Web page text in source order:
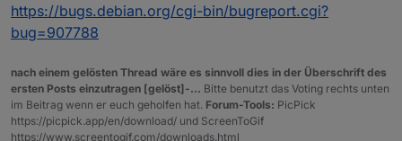
https://bugs.debian.org/cgi-bin/bugreport.cgi?
bug=907788
nach einem gelösten Thread wäre es sinnvoll dies in der Überschrift des
ersten Posts einzutragen [gelöst]-... Bitte benutzt das Voting rechts unten
im Beitrag wenn er euch geholfen hat. Forum-Tools: PicPick
https://picpick.app/en/download/ und ScreenToGif
https://www.screentogif.com/downloads.html